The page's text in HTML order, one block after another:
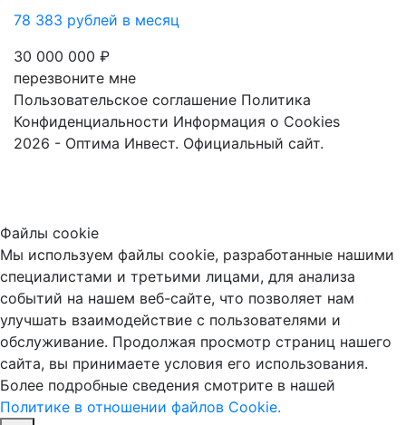
78 383 рублей в месяц
30 000 000 ₽
перезвоните мне
Пользовательское соглашение Политика
Конфиденциальности Информация о Cookies
2026 - Оптима Инвест. Официальный сайт.
Файлы cookie
Мы используем файлы cookie, разработанные нашими
специалистами и третьими лицами, для анализа
событий на нашем веб-сайте, что позволяет нам
улучшать взаимодействие с пользователями и
обслуживание. Продолжая просмотр страниц нашего
сайта, вы принимаете условия его использования.
Более подробные сведения смотрите в нашей
Политике в отношении файлов Cookie.